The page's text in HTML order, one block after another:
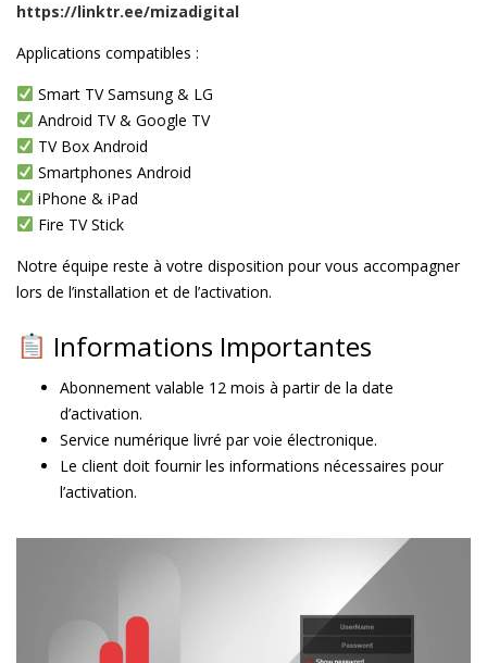
https://linktr.ee/mizadigital
Applications compatibles :
Smart TV Samsung & LG
Android TV & Google TV
TV Box Android
Smartphones Android
iPhone & iPad
Fire TV Stick
Notre équipe reste à votre disposition pour vous accompagner
lors de l’installation et de l’activation.
Informations Importantes
Abonnement valable 12 mois à partir de la date
d’activation.
Service numérique livré par voie électronique.
Le client doit fournir les informations nécessaires pour
l’activation.